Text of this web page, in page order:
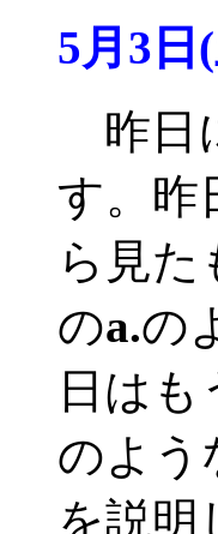
5月3日
昨日
す。昨
ら見
のa.の
日は
のよう
を説明